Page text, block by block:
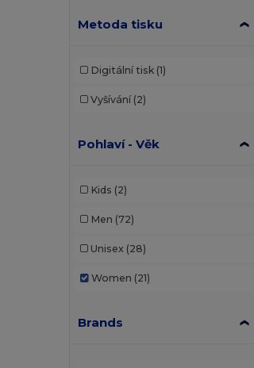
Metoda tisku
Digitální tisk (1)
Vyšívání (2)
Pohlaví - Věk
Kids (2)
Men (72)
Unisex (28)
Women (21)
Brands